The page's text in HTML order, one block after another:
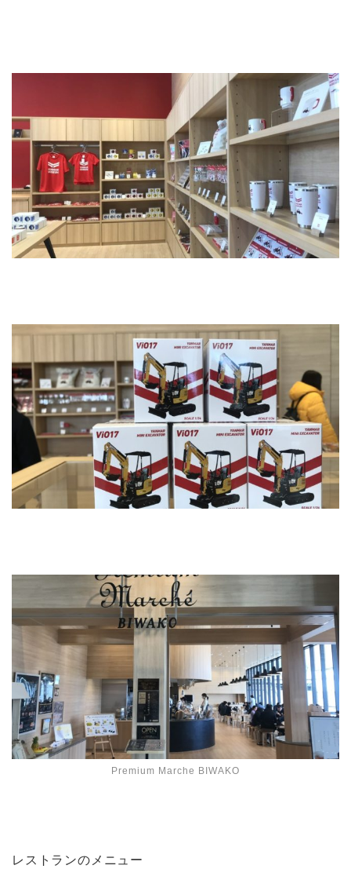
Premium Marche BIWAKO
レストランのメニュー